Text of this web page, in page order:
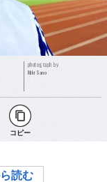
photograph by
Miki Sano
コピー
読む